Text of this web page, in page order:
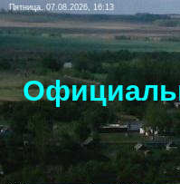
Пятница, 07.08.2026, 16:13